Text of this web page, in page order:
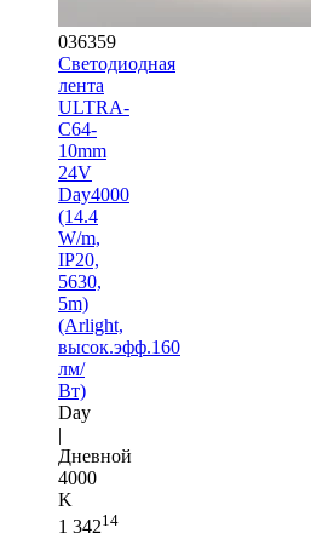
036359
Светодиодная
лента
ULTRA-
C64-
10mm
24V
Day4000
(14.4
W/m,
IP20,
5630,
5m)
(Arlight,
высок.эфф.160
лм/
Вт)
Day
|
Дневной
4000
K
1 34214